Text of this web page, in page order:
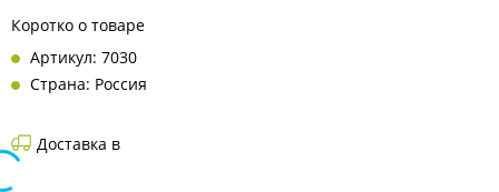
Коротко о товаре
Артикул: 7030
Страна: Россия
Доставка в